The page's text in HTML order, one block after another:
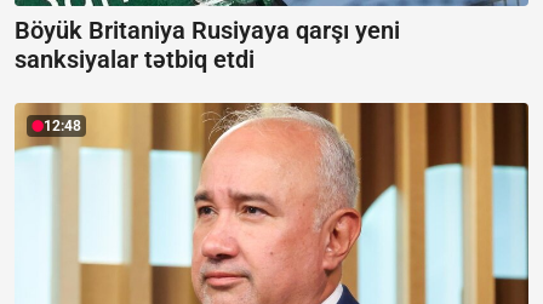
Böyük Britaniya Rusiyaya qarşı yeni
sanksiyalar tətbiq etdi
12:48